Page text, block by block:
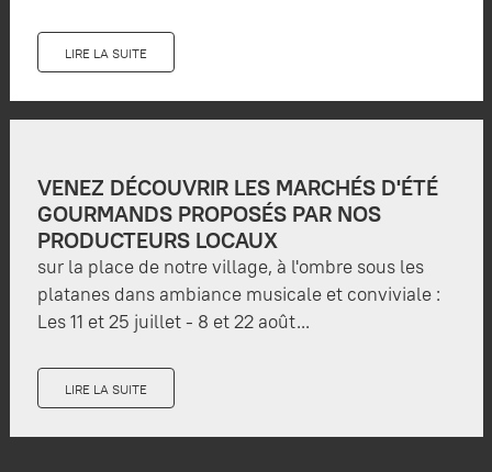
LIRE LA SUITE
VENEZ DÉCOUVRIR LES MARCHÉS D'ÉTÉ
GOURMANDS PROPOSÉS PAR NOS
PRODUCTEURS LOCAUX
sur la place de notre village, à l'ombre sous les
platanes dans ambiance musicale et conviviale :
Les 11 et 25 juillet - 8 et 22 août...
LIRE LA SUITE